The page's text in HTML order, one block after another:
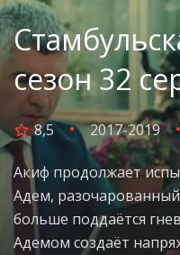
сезон 32
8,5 2017-2019
Акиф продолжает
Адем,
больше поддаётся
Адемом создаёт